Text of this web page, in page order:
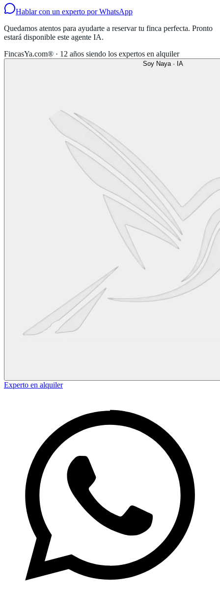
Hablar con un experto por WhatsApp
Quedamos atentos para ayudarte a reservar tu finca perfecta. Pronto
estará disponible este agente IA.
FincasYa.com® · 12 años siendo los expertos en alquiler
Soy Naya · IA
Experto en alquiler